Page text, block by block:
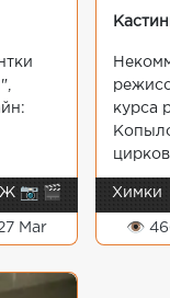
Ж 📷 🎬
Mar
курса
Химки
👁